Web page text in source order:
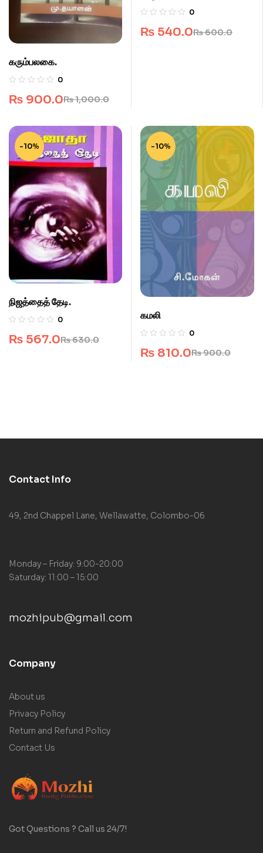
கரும்பலகை.
0
₨1,000.0
₨ 900.0
0
₨600.0
₨ 540.0
-10%
நிஜத்தைத் தேடி.
0
₨630.0
₨ 567.0
-10%
கமலி
0
₨900.0
₨ 810.0
Contact Info
49, 2nd Chappel Lane, Wellawatte, Colombo-06
Monday – Friday: 9:00-20:00
Saturday: 11:00 – 15:00
mozhipub@gmail.com
Company
About us
Privacy Policy
Return and Refund Policy
Contact Us
Got Questions ? Call us 24/7!